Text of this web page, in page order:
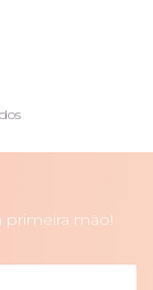
primeira mão!